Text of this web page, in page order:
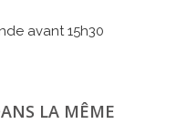
avant 15h30
LA MÊME